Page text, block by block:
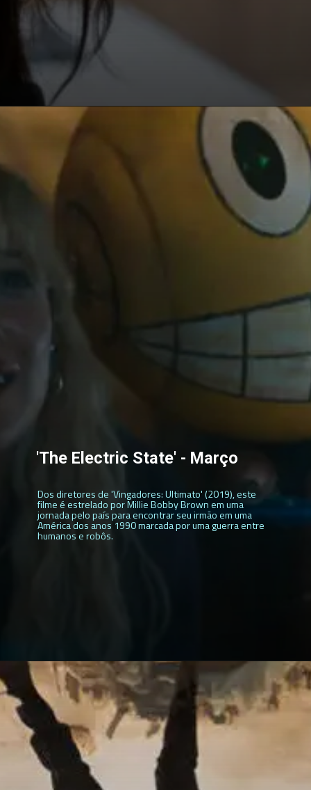
Dos diretores de 'Vingadores: Ultimato' (2019), este
filme é estrelado por Millie Bobby Brown em uma
jornada pelo país para encontrar seu irmão em uma
América dos anos 1990 marcada por uma guerra entre
humanos e robôs.
'The Electric State' - Março